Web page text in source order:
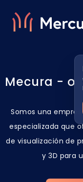
Mecura - o
Somos una
especializada que
de visualización de
y 3D para